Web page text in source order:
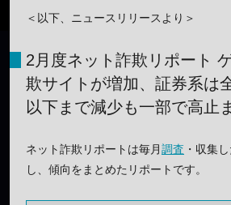
＜以下、ニュースリリースより＞
2月度ネット詐欺リポート
欺サイトが増加、証券系は
以下まで減少も一部で高止
ネット詐欺リポートは毎月調査 ・収集
し、傾向をまとめたリポートです。